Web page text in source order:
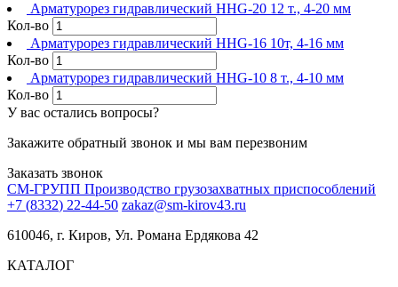
Арматурорез гидравлический HHG-20 12 т., 4-20 мм
Кол-во
Арматурорез гидравлический HHG-16 10т, 4-16 мм
Кол-во
Арматурорез гидравлический HHG-10 8 т., 4-10 мм
Кол-во
У вас остались вопросы?
Закажите обратный звонок и мы вам перезвоним
Заказать звонок
СМ-ГРУПП Производство грузозахватных приспособлений
+7 (8332) 22-44-50 zakaz@sm-kirov43.ru
610046, г. Киров, Ул. Романа Ердякова 42
КАТАЛОГ